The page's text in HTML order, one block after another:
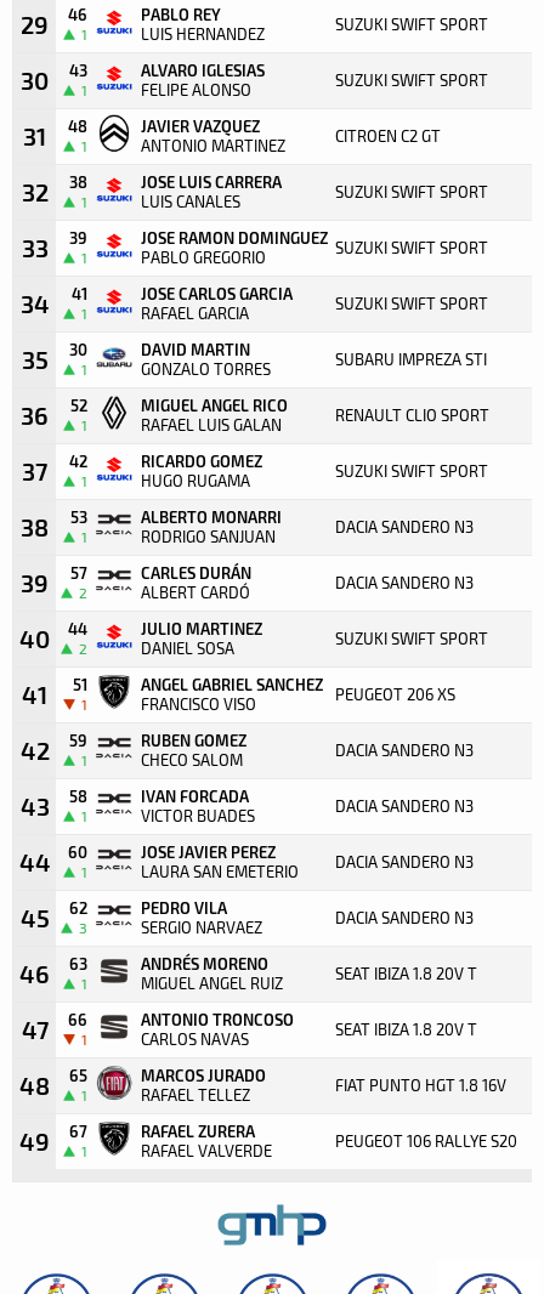
29 46
1
PABLO REY
LUIS HERNANDEZ SUZUKI SWIFT SPORT
30 43
1
ALVARO IGLESIAS
FELIPE ALONSO SUZUKI SWIFT SPORT
31 48
1
JAVIER VAZQUEZ
ANTONIO MARTINEZ CITROEN C2 GT
32 38
1
JOSE LUIS CARRERA
LUIS CANALES SUZUKI SWIFT SPORT
33 39
1
JOSE RAMON DOMINGUEZ
PABLO GREGORIO SUZUKI SWIFT SPORT
34 41
1
JOSE CARLOS GARCIA
RAFAEL GARCIA SUZUKI SWIFT SPORT
35 30
1
DAVID MARTIN
GONZALO TORRES SUBARU IMPREZA STI
36 52
1
MIGUEL ANGEL RICO
RAFAEL LUIS GALAN RENAULT CLIO SPORT
37 42
1
RICARDO GOMEZ
HUGO RUGAMA SUZUKI SWIFT SPORT
38 53
1
ALBERTO MONARRI
RODRIGO SANJUAN DACIA SANDERO N3
39 57
2
CARLES DURÁN
ALBERT CARDÓ DACIA SANDERO N3
40 44
2
JULIO MARTINEZ
DANIEL SOSA SUZUKI SWIFT SPORT
41 51
1
ANGEL GABRIEL SANCHEZ
FRANCISCO VISO PEUGEOT 206 XS
42 59
1
RUBEN GOMEZ
CHECO SALOM DACIA SANDERO N3
43 58
1
IVAN FORCADA
VICTOR BUADES DACIA SANDERO N3
44 60
1
JOSE JAVIER PEREZ
LAURA SAN EMETERIO DACIA SANDERO N3
45 62
3
PEDRO VILA
SERGIO NARVAEZ DACIA SANDERO N3
46 63
1
ANDRÉS MORENO
MIGUEL ANGEL RUIZ SEAT IBIZA 1.8 20V T
47 66
1
ANTONIO TRONCOSO
CARLOS NAVAS SEAT IBIZA 1.8 20V T
48 65
1
MARCOS JURADO
RAFAEL TELLEZ FIAT PUNTO HGT 1.8 16V
49 67
1
RAFAEL ZURERA
RAFAEL VALVERDE PEUGEOT 106 RALLYE S20